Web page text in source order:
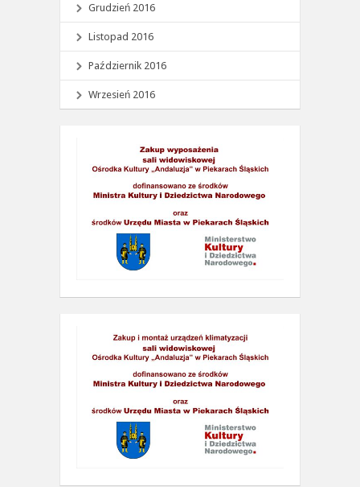
Grudzień 2016
Listopad 2016
Październik 2016
Wrzesień 2016